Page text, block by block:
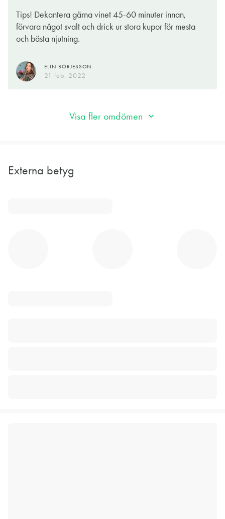
Tips! Dekantera gärna vinet 45-60 minuter innan,
förvara något svalt och drick ur stora kupor för mesta
och bästa njutning.
ELIN BÖRJESSON
21 feb. 2022
BENGT-GÖRAN KRONSTAM
21 feb. 2022
Visa fler omdömen
Externa betyg